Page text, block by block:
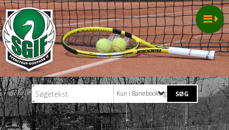
Kun i Banebooking